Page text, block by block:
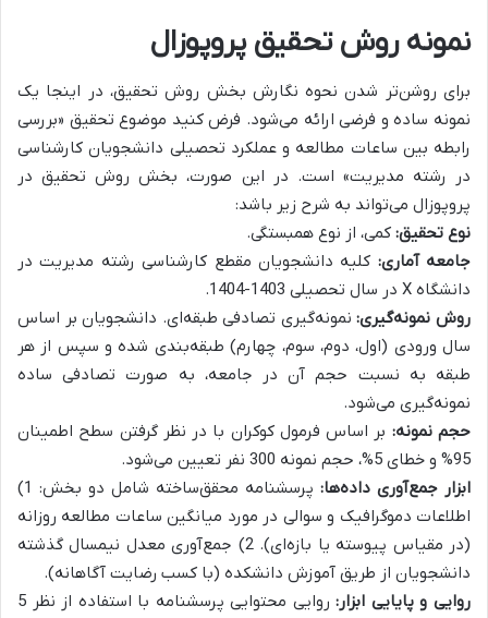
نمونه روش تحقیق پروپوزال
برای روشن‌تر شدن نحوه نگارش بخش روش تحقیق، در اینجا یک
نمونه ساده و فرضی ارائه می‌شود. فرض کنید موضوع تحقیق «بررسی
رابطه بین ساعات مطالعه و عملکرد تحصیلی دانشجویان کارشناسی
در رشته مدیریت» است. در این صورت، بخش روش تحقیق در
پروپوزال می‌تواند به شرح زیر باشد:
نوع تحقیق: کمی، از نوع همبستگی.
جامعه آماری: کلیه دانشجویان مقطع کارشناسی رشته مدیریت در
دانشگاه X در سال تحصیلی 1403-1404.
روش نمونه‌گیری:نمونه‌گیری تصادفی طبقه‌ای. دانشجویان بر اساس
سال ورودی (اول، دوم، سوم، چهارم) طبقه‌بندی شده و سپس از هر
طبقه به نسبت حجم آن در جامعه، به صورت تصادفی ساده
نمونه‌گیری می‌شود.
حجم نمونه: بر اساس فرمول کوکران با در نظر گرفتن سطح اطمینان
95% و خطای 5%، حجم نمونه 300 نفر تعیین می‌شود.
ابزار جمع‌آوری داده‌ها:
پرسشنامه محقق‌ساخته شامل دو بخش: 1)
اطلاعات دموگرافیک و سوالی در مورد میانگین ساعات مطالعه روزانه
(در مقیاس پیوسته یا بازه‌ای). 2) جمع‌آوری معدل نیمسال گذشته
دانشجویان از طریق آموزش دانشکده (با کسب رضایت آگاهانه).
روایی و پایایی ابزار:
روایی محتوایی پرسشنامه با استفاده از نظر 5